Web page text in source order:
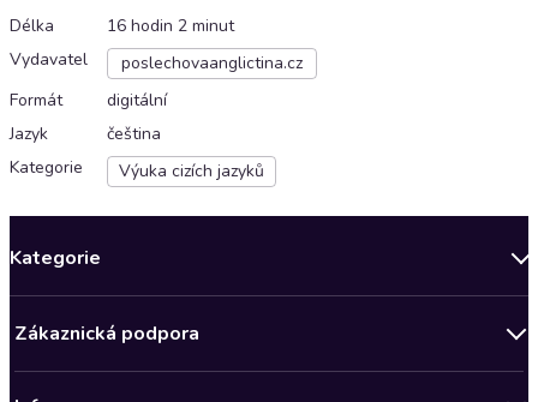
Délka
16 hodin 2 minut
Vydavatel
poslechovaanglictina.cz
Formát
digitální
Jazyk
čeština
Kategorie
Výuka cizích jazyků
Kategorie
Bestsellery měsíce
Zákaznická podpora